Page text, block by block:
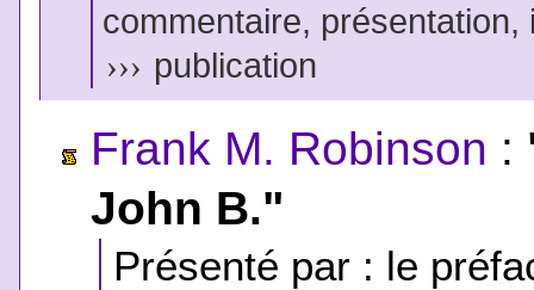
commentaire,
››› publication
Frank M. Robinson :
John B."
Présenté par : le